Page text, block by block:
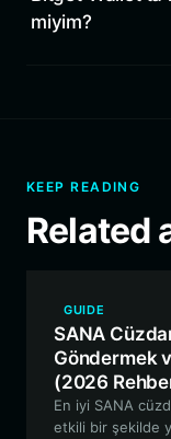
miyim?
KEEP READING
Related
GUIDE
SANA
Göndermek
(2026
En iyi SANA
etkili bir şekilde